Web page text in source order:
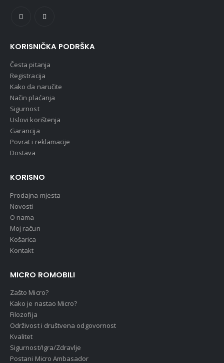
KORISNIČKA PODRŠKA
Česta pitanja
Registracija
Kako da naručite
Način plaćanja
Sigurnost
Uslovi korištenja
Garancija
Povrat i reklamacije
Dostava
KORISNO
Prodajna mjesta
Novosti
O nama
Moj račun
Košarica
Kontakt
MICRO ROMOBILI
Zašto Micro?
Kako je nastao Micro?
Filozofija
Održivost i društvena odgovornost
Kvalitet
Sigurnost/Igra/Zdravlje
Postani Micro Ambasador